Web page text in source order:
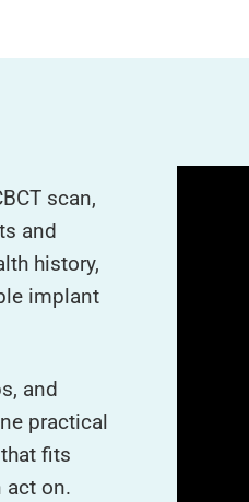
scan,
and
history,
implant
and
practical
fits
act on.